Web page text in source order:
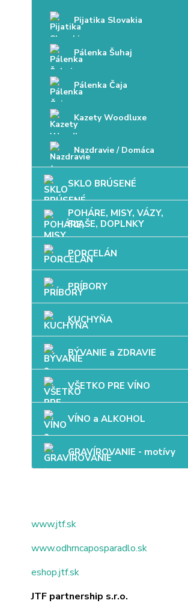
Pijatika Slovakia
Pálenka Šuhaj
Pálenka Čaja
Kazety Woodluxe
Nazdravie / Domáca
SKLO BRÚSENÉ
POHÁRE, MISY, VÁZY,
FĽAŠE, DOPLNKY
PORCELÁN
PRÍBORY
KUCHYŇA
BÝVANIE a ZDRAVIE
VŠETKO PRE VÍNO
VÍNO a ALKOHOL
GRAVÍROVANIE - motívy
www.jtf.sk
www.odhrncaposparadlo.sk
eshop.jtf.sk
JTF partnership s.r.o.